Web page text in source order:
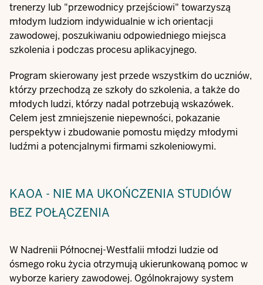
trenerzy lub "przewodnicy przejściowi" towarzyszą
młodym ludziom indywidualnie w ich orientacji
zawodowej, poszukiwaniu odpowiedniego miejsca
szkolenia i podczas procesu aplikacyjnego.
Program skierowany jest przede wszystkim do uczniów,
którzy przechodzą ze szkoły do szkolenia, a także do
młodych ludzi, którzy nadal potrzebują wskazówek.
Celem jest zmniejszenie niepewności, pokazanie
perspektyw i zbudowanie pomostu między młodymi
ludźmi a potencjalnymi firmami szkoleniowymi.
KAOA - NIE MA UKOŃCZENIA STUDIÓW
BEZ POŁĄCZENIA
W Nadrenii Północnej-Westfalii młodzi ludzie od
ósmego roku życia otrzymują ukierunkowaną pomoc w
wyborze kariery zawodowej. Ogólnokrajowy system